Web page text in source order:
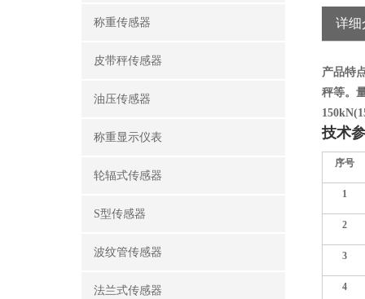
称重传感器
皮带秤传感器
油压传感器
称重显示仪表
轮辐式传感器
S型传感器
波纹管传感器
法兰式传感器
详细
产品特
秤等。
技术
序号
1
2
3
4